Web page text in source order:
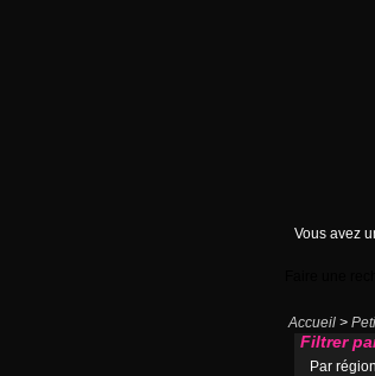
Vous avez
Accueil >
Filtrer
Par